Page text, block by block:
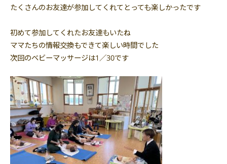
たくさんのお友達が参加してくれてとっても楽しかったです
初めて参加してくれたお友達もいたね
ママたちの情報交換もできて楽しい時間でした
次回のベビーマッサージは1／30です